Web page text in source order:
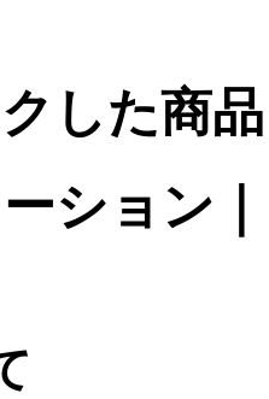
した商品
ション